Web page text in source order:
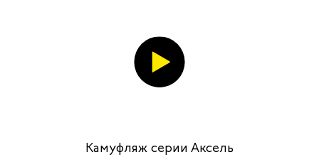
Камуфляж серии Аксель